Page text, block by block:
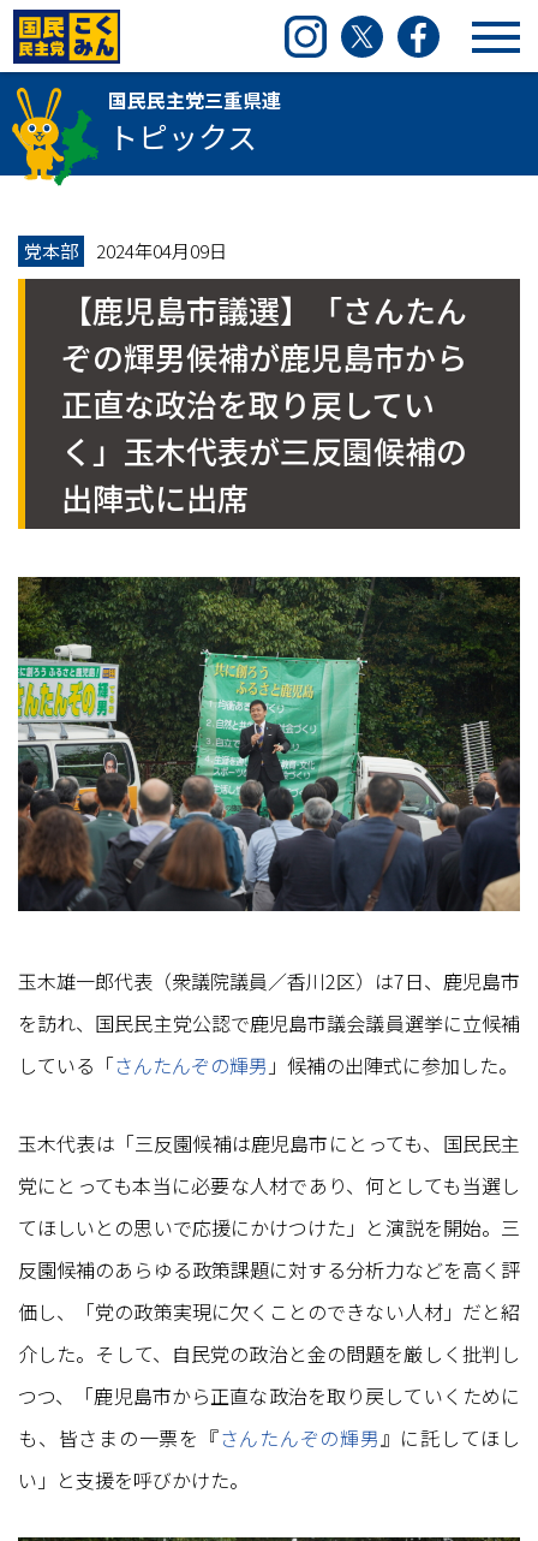
国民民主党三重県連 InstagramTwitter Facebook
国民民主党三重県連
トピックス
党本部 2024年04月09日
【鹿児島市議選】「さんたん
ぞの輝男候補が鹿児島市から
正直な政治を取り戻してい
く」玉木代表が三反園候補の
出陣式に出席
玉木雄一郎代表（衆議院議員／香川2区）は7日、鹿児島市
を訪れ、国民民主党公認で鹿児島市議会議員選挙に立候補
している「さんたんぞの輝男 」候補の出陣式に参加した。
玉木代表は「三反園候補は鹿児島市にとっても、国民民主
党にとっても本当に必要な人材であり、何としても当選し
てほしいとの思いで応援にかけつけた」と演説を開始。三
反園候補のあらゆる政策課題に対する分析力などを高く評
価し、「党の政策実現に欠くことのできない人材」だと紹
介した。そして、自民党の政治と金の問題を厳しく批判し
つつ、「鹿児島市から正直な政治を取り戻していくために
も、皆さまの一票を『さんたんぞの輝男』に託してほし
い」と支援を呼びかけた。